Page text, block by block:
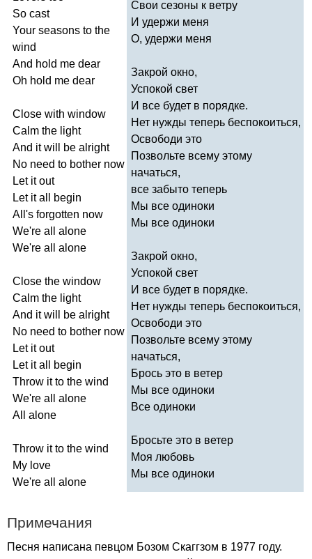
So cast
Your seasons to the
wind
And hold me dear
Oh hold me dear
Close with window
Calm the light
And it will be alright
No need to bother now
Let it out
Let it all
begin
All's forgotten now
We're all
alone
We're all alone
Close the window
Calm the light
And it will be alright
No need to bother now
Let it out
Let it all
begin
Throw it to the wind
We're all
alone
All
alone
Throw it to the wind
My love
We're all alone
Свои сезоны к ветру
И удержи меня
О, удержи меня
Закрой окно,
Успокой свет
И все будет в порядке.
Нет нужды теперь беспокоиться,
Освободи это
Позвольте всему этому
начаться,
все забыто теперь
Мы все одиноки
Мы все одиноки
Закрой окно,
Успокой свет
И все будет в порядке.
Нет нужды теперь беспокоиться,
Освободи это
Позвольте всему этому
начаться,
Брось это в ветер
Мы все одиноки
Все одиноки
Бросьте это в ветер
Моя любовь
Мы все одиноки
Примечания
Песня написана певцом Бозом Скаггзом в 1977 году.